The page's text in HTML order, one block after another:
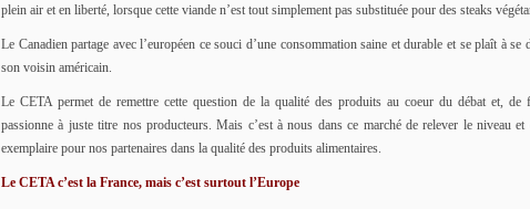
plein air et en liberté, lorsque cette viande n’est tout simplement pas substituée pour des steaks
Le Canadien partage avec l’européen ce souci d’une consommation saine et durable et se plaît à se
son voisin américain.
Le CETA permet de remettre cette question de la qualité des produits au coeur du débat et, de
passionne à juste titre nos producteurs. Mais c’est à nous dans ce marché de relever le niveau et
exemplaire pour nos partenaires dans la qualité des produits alimentaires.
Le CETA c’est la France, mais c’est surtout l’Europe